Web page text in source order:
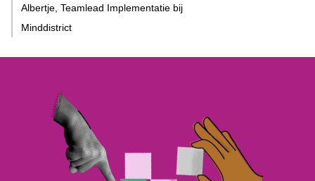
Albertje, Teamlead Implementatie bij
Minddistrict